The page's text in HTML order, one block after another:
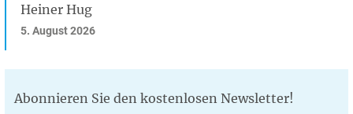
Heiner Hug
5. August 2026
Abonnieren Sie den kostenlosen Newsletter!